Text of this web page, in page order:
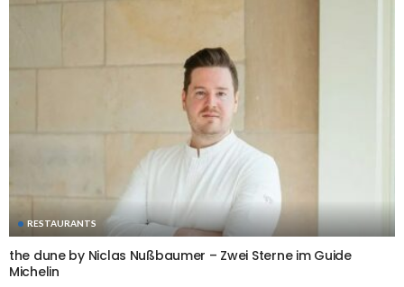
RESTAURANTS
the dune by Niclas Nußbaumer – Zwei Sterne im Guide
Michelin